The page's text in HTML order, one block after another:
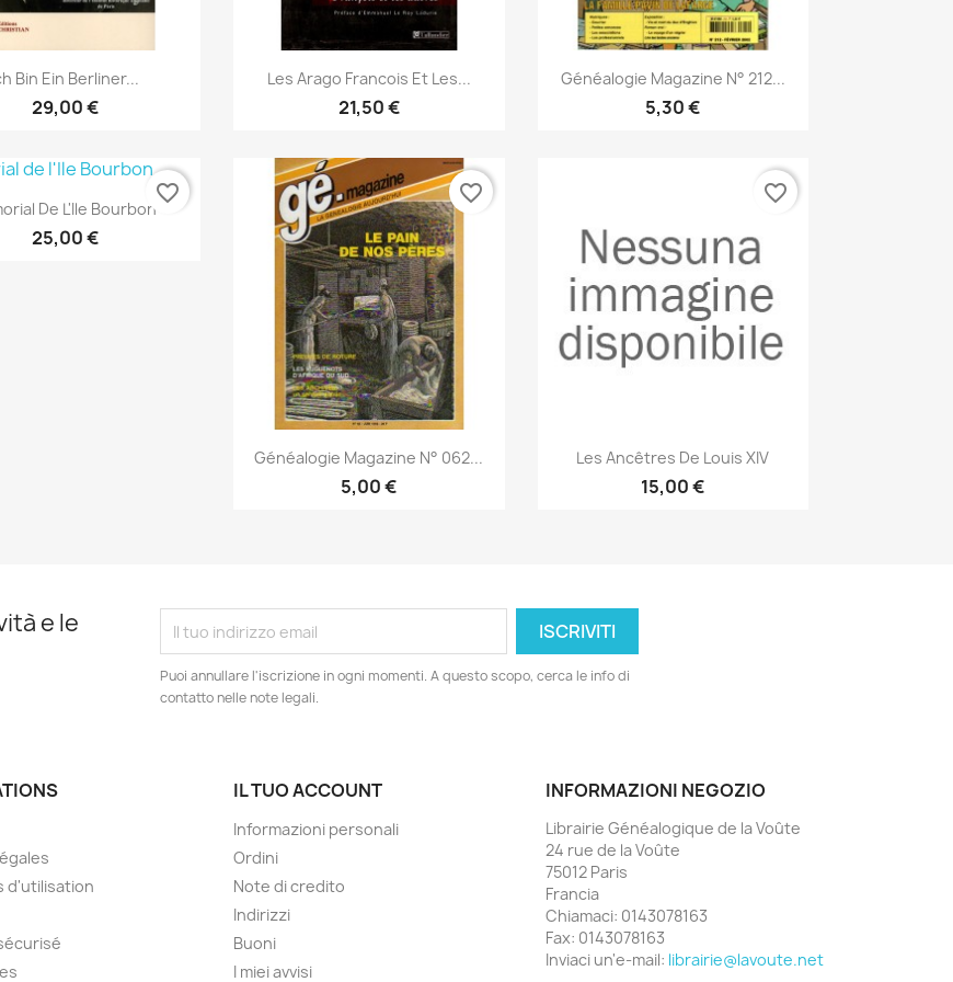
Anteprima
Bin Ein Berliner...
29,00 €
Anteprima
Les Arago Francois Et Les...
21,50 €
Anteprima
Généalogie Magazine N° 212...
5,30 €
Anteprima
De L'Ile Bourbon
25,00 €
favorite_border
Anteprima
Généalogie Magazine N° 062...
5,00 €
favorite_border
Anteprima
Les Ancêtres De Louis XIV
15,00 €
favorite_border
e le
Puoi annullare l'iscrizione in ogni momenti. A questo scopo, cerca le info di
contatto nelle note legali.
d'utilisation
IL TUO ACCOUNT
Informazioni personali
Ordini
Note di credito
Indirizzi
Buoni
I miei avvisi
INFORMAZIONI NEGOZIO
Librairie Généalogique de la Voûte
24 rue de la Voûte
75012 Paris
Francia
Chiamaci: 0143078163
Fax: 0143078163
Inviaci un'e-mail: librairie@lavoute.net